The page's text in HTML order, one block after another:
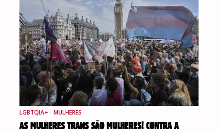
LGBTQIA+ · MULHERES
AS MULHERES TRANS SÃO MULHERES! CONTRA A